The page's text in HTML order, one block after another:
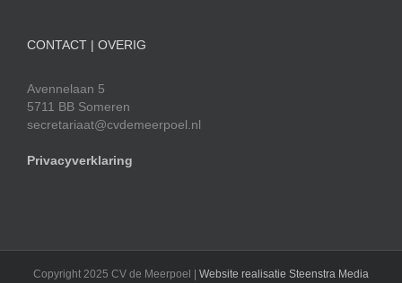
CONTACT | OVERIG
Avennelaan 5
5711 BB Someren
secretariaat@cvdemeerpoel.nl
Privacyverklaring
Copyright 2025 CV de Meerpoel | Website realisatie Steenstra Media